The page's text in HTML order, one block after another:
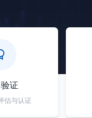
证
估与认证